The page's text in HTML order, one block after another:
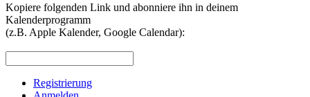
Kopiere folgenden Link und abonniere ihn in deinem
Kalenderprogramm
(z.B. Apple Kalender, Google Calendar):
Registrierung